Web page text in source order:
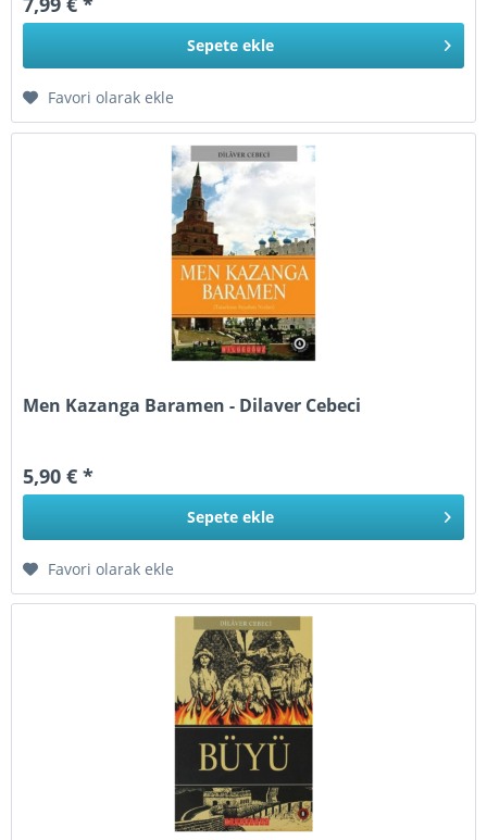
Sepete ekle
Favori olarak ekle
Men Kazanga Baramen - Dilaver Cebeci
5,90 € *
Sepete ekle
Favori olarak ekle